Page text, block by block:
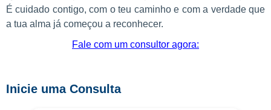
É cuidado contigo, com o teu caminho e com a verdade que
a tua alma já começou a reconhecer.
Fale com um consultor agora:
Inicie uma Consulta